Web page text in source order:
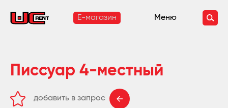
E-магазин Меню
Писсуар 4-местный
добавить в запрос